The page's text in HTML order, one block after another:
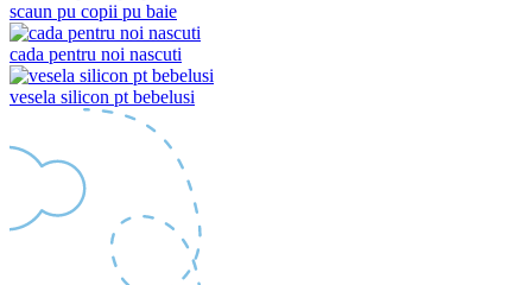
scaun pu copii pu baie
cada pentru noi nascuti
vesela silicon pt bebelusi